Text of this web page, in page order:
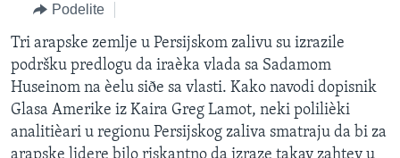
pretragu
GLOBALNE TEME
EKONOMIJA
NAUKA I TEHNOLOGIJA
MEDICINA
KULTURA
IZ AMERIKE
PRATITE NAS
Jezici
Podelite
Tri arapske zemlje u Persijskom zalivu su izrazile
podršku predlogu da iraèka vlada sa Sadamom
Huseinom na èelu siðe sa vlasti. Kako navodi dopisnik
Glasa Amerike iz Kaira Greg Lamot, neki polilièki
analitièari u regionu Persijskog zaliva smatraju da bi za